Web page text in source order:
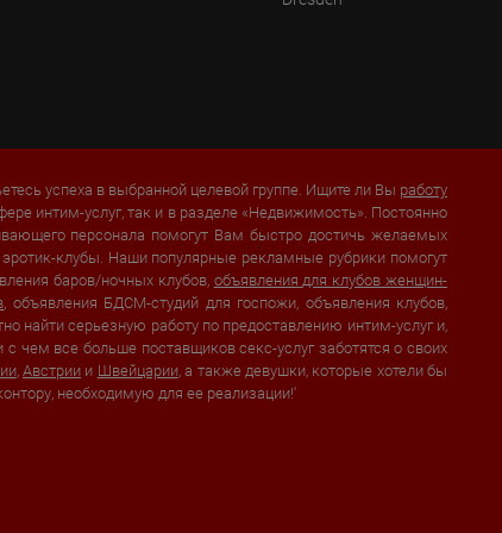
успеха в выбранной целевой группе. Ищите ли Вы работу
интим-услуг, так и в разделе «Недвижимость». Постоянно
персонала помогут Вам быстро достичь желаемых
клубы. Наши популярные рекламные рубрики помогут
баров/ночных клубов, объявления для клубов женщин-
, объявления БДСМ-студий для госпожи, объявления клубов,
найти серьезную работу по предоставлению интим-услуг и,
чем все больше поставщиков секс-услуг заботятся о своих
, Австрии и Швейцарии, а также девушки, которые хотели бы
необходимую для ее реализации!'